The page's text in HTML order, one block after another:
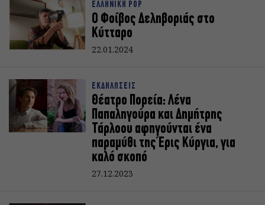
ΕΛΛΗΝΙΚΗ POP
Ο Φοίβος Δεληβοριάς στο
Κύτταρο
22.01.2024
ΕΚΔΗΛΩΣΕΙΣ
Θέατρο Πορεία: Λένα
Παπαληγούρα και Δημήτρης
Τάρλοου αφηγούνται ένα
παραμύθι της Έρις Κύργια, για
καλό σκοπό
27.12.2023